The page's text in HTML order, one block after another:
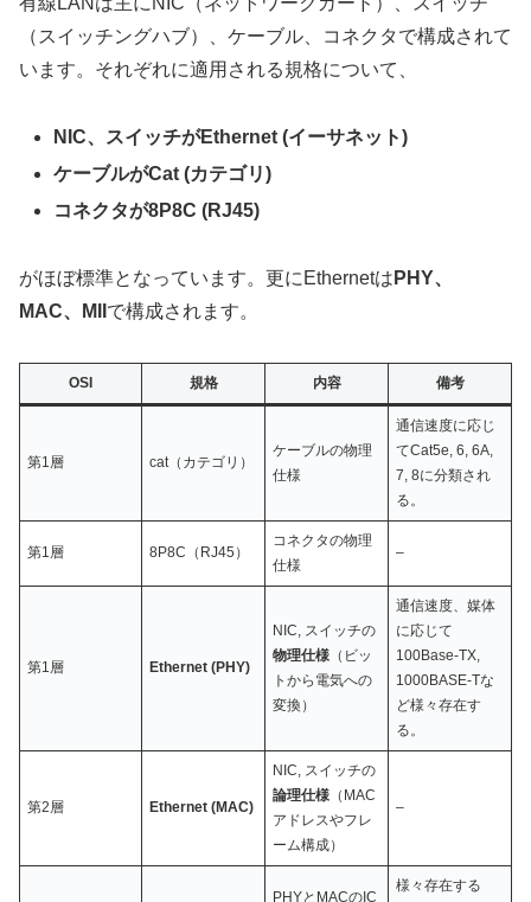
（スイッチングハブ）、ケーブル、コネクタで構成されて
います。それぞれに適用される規格について、
NIC、スイッチがEthernet (イーサネット)
ケーブルがCat (カテゴリ)
コネクタが8P8C (RJ45)
がほぼ標準となっています。更にEthernetは PHY、
MAC、MII で構成されます。
OSI 規格 内容 備考
第1層 cat（カテゴリ）
ケーブルの物理
仕様
通信速度に応じ
てCat5e, 6, 6A,
7, 8に分類され
る。
第1層 8P8C（RJ45）
コネクタの物理
仕様
–
第1層 Ethernet (PHY)
NIC, スイッチの
物理仕様 （ビッ
トから電気への
変換）
通信速度、媒体
に応じて
100Base-TX,
1000BASE-Tな
ど様々存在す
る。
第2層 Ethernet (MAC)
NIC, スイッチの
論理仕様 （MAC
アドレスやフレ
ーム構成）
–
PHYとMACのIC
様々存在する